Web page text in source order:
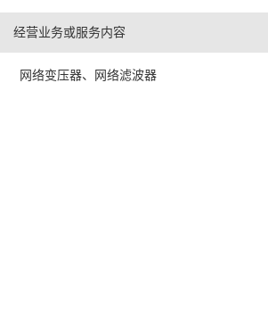
经营业务或服务内容
网络变压器、网络滤波器